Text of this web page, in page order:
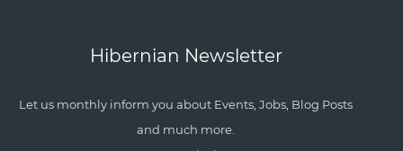
Hibernian Newsletter
Let us monthly inform you about Events, Jobs, Blog Posts
and much more.